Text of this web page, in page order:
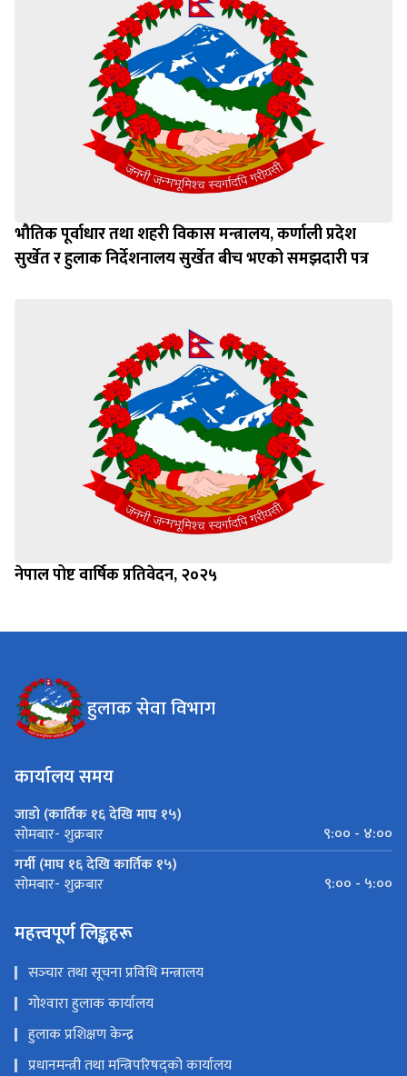
भौतिक पूर्वाधार तथा शहरी विकास मन्त्रालय, कर्णाली प्रदेश
सुर्खेत र हुलाक निर्देशनालय सुर्खेत बीच भएको समझदारी पत्र
नेपाल पोष्ट वार्षिक प्रतिवेदन, २०२५
हुलाक सेवा विभाग
कार्यालय समय
जाडो (कार्तिक १६ देखि माघ १५)
सोमबार- शुक्रबार
९:०० - ४:००
गर्मी (माघ १६ देखि कार्तिक १५)
सोमबार- शुक्रबार ९:०० - ५:००
महत्त्वपूर्ण लिङ्कहरू
सञ्‍चार तथा सूचना प्रविधि मन्त्रालय
गोश्‍वारा हुलाक कार्यालय
हुलाक प्रशिक्षण केन्द्र
प्रधानमन्त्री तथा मन्त्रिपरिषद्को कार्यालय